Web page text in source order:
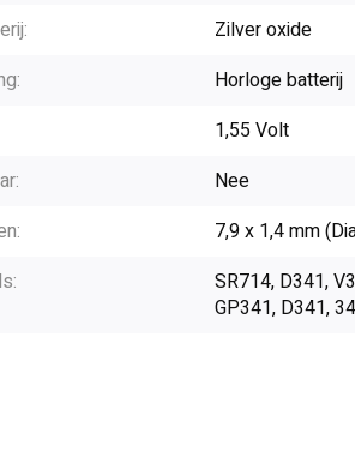
Zilver oxide
Horloge batterij
1,55 Volt
Nee
7,9 x 1,4 mm
SR714, D341,
GP341, D341,